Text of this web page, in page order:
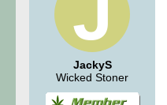
JackyS
Wicked Stoner